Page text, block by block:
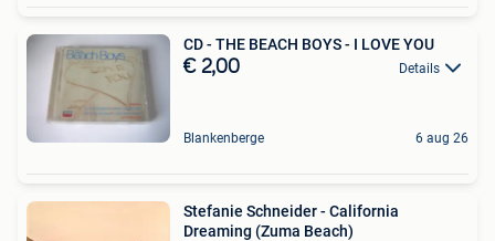
CD - THE BEACH BOYS - I LOVE YOU
€ 2,00 Details
Blankenberge 6 aug 26
Stefanie Schneider - California
Dreaming (Zuma Beach)